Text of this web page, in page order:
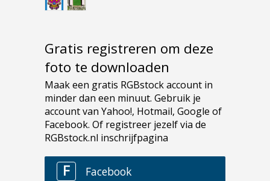
Gratis registreren om deze
foto te downloaden